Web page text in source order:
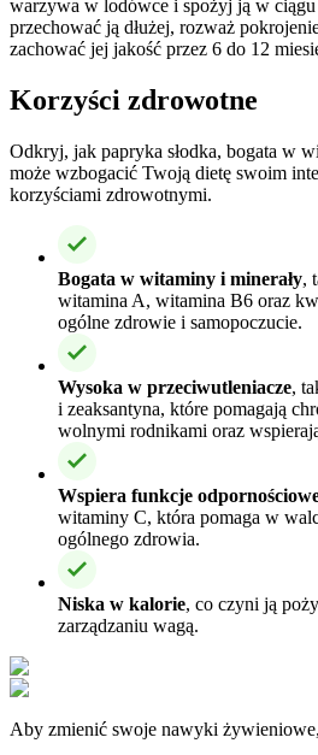
warzywa w lodówce i spożyj ją w
przechować ją dłużej, rozważ
zachować jej jakość przez 6 do 12
Korzyści zdrowotne
Odkryj, jak papryka słodka, bogata w
może wzbogacić Twoją dietę swoim
korzyściami zdrowotnymi.
Bogata w witaminy i minerały,
witamina A, witamina B6 oraz
ogólne zdrowie i samopoczucie.
Wysoka w przeciwutleniacze,
i zeaksantyna, które pomagają
wolnymi rodnikami oraz
Wspiera funkcje
witaminy C, która pomaga w
ogólnego zdrowia.
Niska w kalorie, co czyni ją
zarządzaniu wagą.
Aby zmienić swoje nawyki